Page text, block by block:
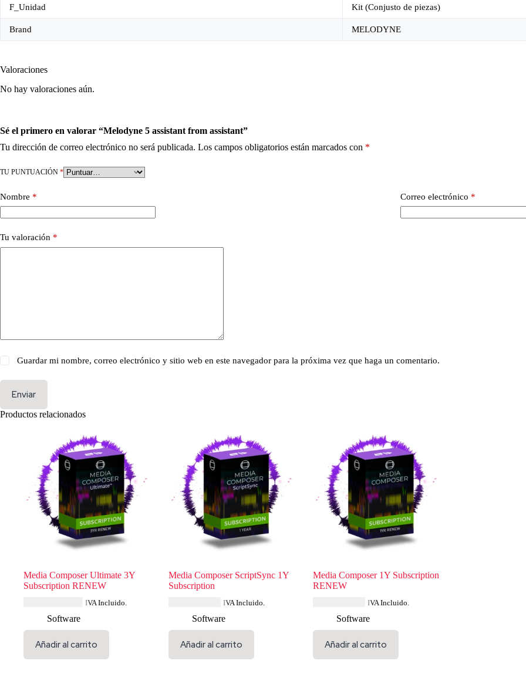
F_Unidad Kit (Conjusto de piezas)
Brand MELODYNE
Valoraciones
No hay valoraciones aún.
Sé el primero en valorar “Melodyne 5 assistant from assistant”
Tu dirección de correo electrónico no será publicada. Los campos obligatorios están marcados con *
TU PUNTUACIÓN *
Nombre * Correo electrónico *
Tu valoración *
Guardar mi nombre, correo electrónico y sitio web en este navegador para la próxima vez que haga un comentario.
Enviar
Productos relacionados
Media Composer Ultimate 3Y
Subscription RENEW
IVA Incluido.
Software
Añadir al carrito
Media Composer ScriptSync 1Y
Subscription
IVA Incluido.
Software
Añadir al carrito
Media Composer 1Y Subscription
RENEW
IVA Incluido.
Software
Añadir al carrito